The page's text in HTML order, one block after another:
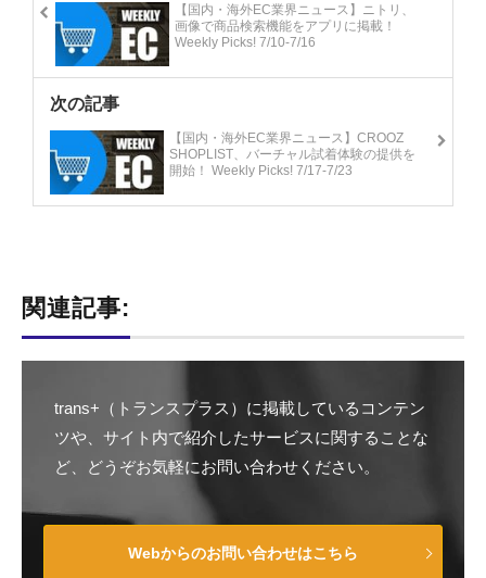
【国内・海外EC業界ニュース】ニトリ、
画像で商品検索機能をアプリに掲載！
Weekly Picks! 7/10-7/16
次の記事
【国内・海外EC業界ニュース】CROOZ
SHOPLIST、バーチャル試着体験の提供を
開始！ Weekly Picks! 7/17-7/23
関連記事:
trans+（トランスプラス）に掲載しているコンテン
ツや、サイト内で紹介したサービスに関することな
ど、どうぞお気軽にお問い合わせください。
Webからのお問い合わせはこちら